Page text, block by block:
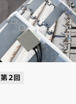
第2回